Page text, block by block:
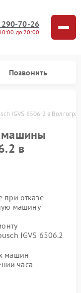
290-70-26
до 20:00
Позвонить
IGVS 6506.2 в
машины
в
при отказе
машину
IGVS 6506.2
машин
часа